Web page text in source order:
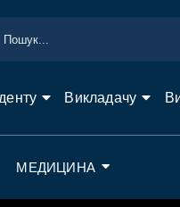
Викладачу
МЕДИЦИНА